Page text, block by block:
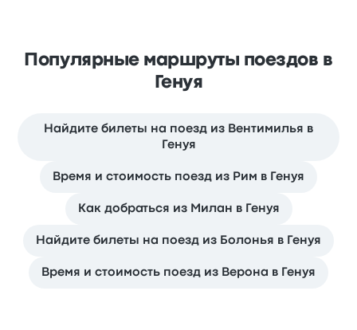
Популярные маршруты поездов в
Генуя
Найдите билеты на поезд из Вентимилья в
Генуя
Время и стоимость поезд из Рим в Генуя
Как добраться из Милан в Генуя
Найдите билеты на поезд из Болонья в Генуя
Время и стоимость поезд из Верона в Генуя